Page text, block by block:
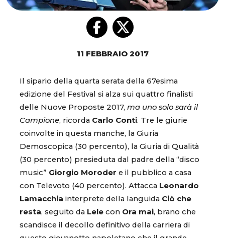
11 FEBBRAIO 2017
Il sipario della quarta serata della 67esima
edizione del Festival si alza sui quattro finalisti
delle Nuove Proposte 2017, ma uno solo sarà il
Campione, ricorda Carlo Conti. Tre le giurie
coinvolte in questa manche, la Giuria
Demoscopica (30 percento), la Giuria di Qualità
(30 percento) presieduta dal padre della “disco
music” Giorgio Moroder e il pubblico a casa
con Televoto (40 percento). Attacca Leonardo
Lamacchia interprete della languida Ciò che
resta, seguito da Lele con Ora mai, brano che
scandisce il decollo definitivo della carriera di